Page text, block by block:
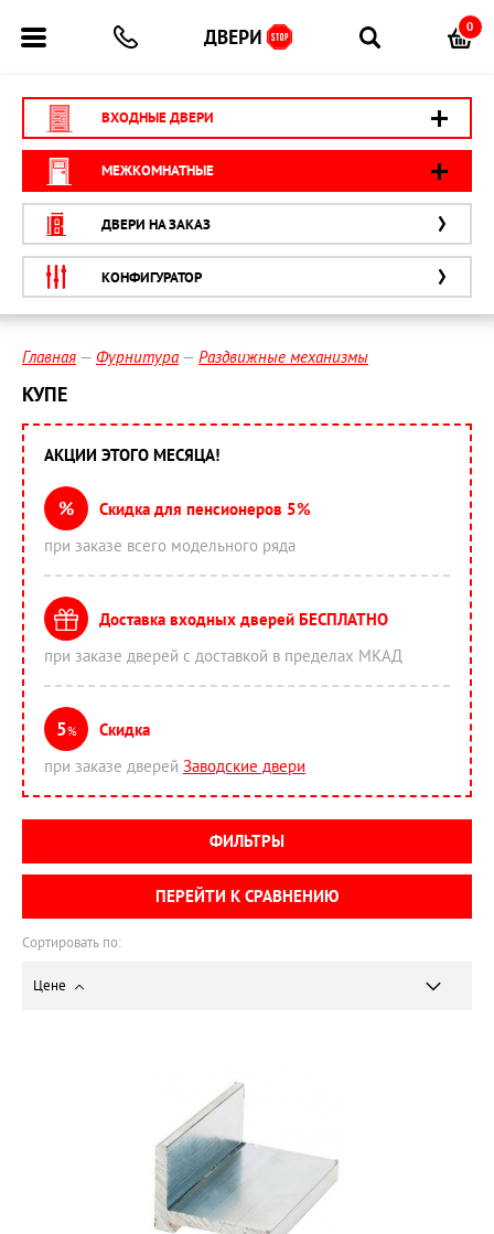
0
ВХОДНЫЕ ДВЕРИ
МЕЖКОМНАТНЫЕ
ДВЕРИ НА ЗАКАЗ
КОНФИГУРАТОР
Главная Фурнитура Раздвижные механизмы
КУПЕ
Сортировать по:
Цене
АКЦИИ ЭТОГО МЕСЯЦА!
%
Скидка для пенсионеров 5%
при заказе всего модельного ряда
Доставка входных дверей БЕСПЛАТНО
при заказе дверей с доставкой в пределах МКАД
5%
Скидка
при заказе дверей Заводские двери
ФИЛЬТРЫ
ПЕРЕЙТИ К СРАВНЕНИЮ